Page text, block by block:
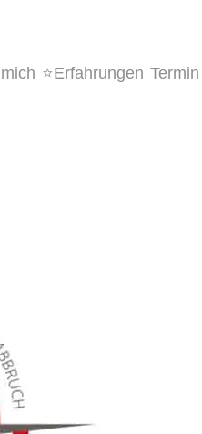
⭐️Erfahrungen Termin